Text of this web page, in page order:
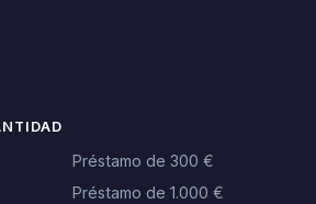
Préstamo de 300 €
Préstamo de 1.000 €